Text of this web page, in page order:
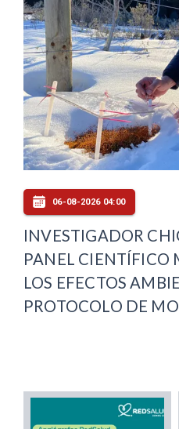
06-08-2026 04:00
INVESTIGADOR
PANEL CIENTÍFICO
LOS EFECTOS
PROTOCOLO DE